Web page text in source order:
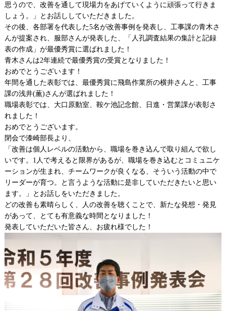
思うので、改善を通して現場力をあげていくように頑張って行きま
しょう。」とお話ししていただきました。
その後、各部署を代表した5名が改善事例を発表し、工事課の青木さ
んが提案され、服部さんが発表した、「人孔調査結果の集計と記録
表の作成」が最優秀賞に選ばれました！
青木さんは2年連続で最優秀賞の受賞となりました！
おめでとうございます！
年間を通した表彰では、最優秀賞に飛島作業所の横井さんと、工事
課の浅井(薫)さんが選ばれました！
職場表彰では、大口原動室、鞍ケ池記念館、日進・営業課が表彰さ
れました！
おめでとうございます。
閉会で漆崎部長より、
「改善は個人レベルの活動から、職場を巻き込んで取り組んで欲し
いです。1人で考えると限界があるが、職場を巻き込むとコミュニケ
ーションが生まれ、チームワークが良くなる、そういう活動の中で
リーダーが育つ。と言うような活動に是非していただきたいと思い
ます。」とお話しをいただきました。
どの改善も素晴らしく、人の改善を聴くことで、新たな発想・発見
があって、とても有意義な時間となりました！
発表していただいた皆さん、お疲れ様でした！